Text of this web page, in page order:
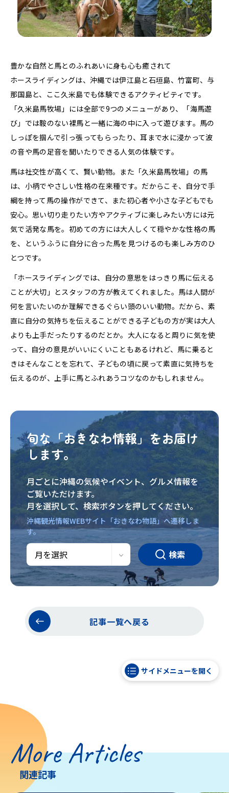
豊かな自然と馬とのふれあいに身も心も癒されて
ホースライディングは、沖縄では伊江島と石垣島、竹富町、与
那国島と、ここ久米島でも体験できるアクティビティです。
「久米島馬牧場」には全部で9つのメニューがあり、「海馬遊
び」では鞍のない裸馬と一緒に海の中に入って遊びます。馬の
しっぽを掴んで引っ張ってもらったり、耳まで水に浸かって波
の音や馬の足音を聞いたりできる人気の体験です。
馬は社交性が高くて、賢い動物。また「久米島馬牧場」の馬
は、小柄でやさしい性格の在来種です。だからこそ、自分で手
綱を持って馬の操作ができて、また初心者や小さな子どもでも
安心。思い切り走りたい方やアクティブに楽しみたい方には元
気で活発な馬を。初めての方には大人しくて穏やかな性格の馬
を、というふうに自分に合った馬を見つけるのも楽しみ方のひ
とつです。
「ホースライディングでは、自分の意思をはっきり馬に伝える
ことが大切」とスタッフの方が教えてくれました。馬は人間が
何を言いたいのか理解できるぐらい頭のいい動物。だから、素
直に自分の気持ちを伝えることができる子どもの方が実は大人
よりも上手だったりするのだとか。大人になると周りに気を使
って、自分の意見がいいにくいこともあるけれど、馬に乗ると
きはそんなことを忘れて、子どもの頃に戻って素直に気持ちを
伝えるのが、上手に馬とふれあうコツなのかもしれません。
旬な「おきなわ情報」をお届け
します。
月ごとに沖縄の気候やイベント、グルメ情報を
ご覧いただけます。
月を選択して、検索ボタンを押してください。
沖縄観光情報WEBサイト「おきなわ物語」へ遷移しま
す。
検索
記事一覧へ戻る
サイドメニューを開く
More Articles
関連記事